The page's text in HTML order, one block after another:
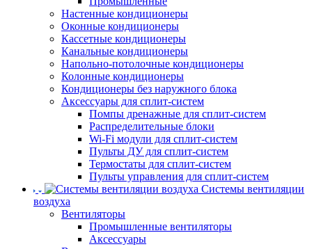
Настенные кондиционеры
Оконные кондиционеры
Кассетные кондиционеры
Канальные кондиционеры
Напольно-потолочные кондиционеры
Колонные кондиционеры
Кондиционеры без наружного блока
Аксессуары для сплит-систем
Помпы дренажные для сплит-систем
Распределительные блоки
Wi-Fi модули для сплит-систем
Пульты ДУ для сплит-систем
Термостаты для сплит-систем
Пульты управления для сплит-систем
Системы вентиляции
воздуха
Вентиляторы
Промышленные вентиляторы
Аксессуары